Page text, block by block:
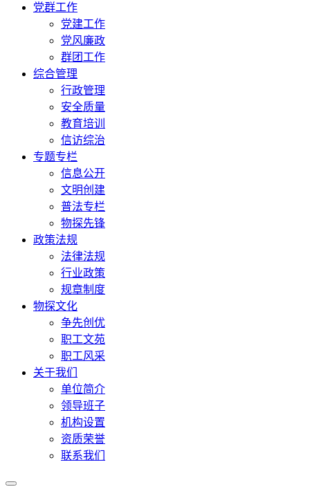
党群工作
党建工作
党风廉政
群团工作
综合管理
行政管理
安全质量
教育培训
信访综治
专题专栏
信息公开
文明创建
普法专栏
物探先锋
政策法规
法律法规
行业政策
规章制度
物探文化
争先创优
职工文苑
职工风采
关于我们
单位简介
领导班子
机构设置
资质荣誉
联系我们